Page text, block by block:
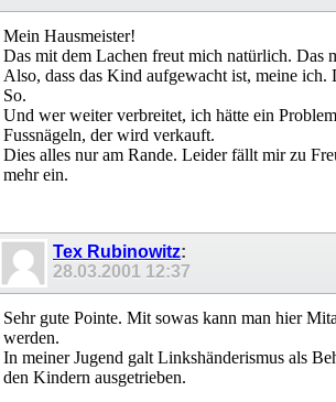
Mein Hausmeister!
Das mit dem Lachen freut mich natürlich. Das
Also, dass das Kind aufgewacht ist, meine ich.
So.
Und wer weiter verbreitet, ich hätte ein
Fussnägeln, der wird verkauft.
Dies alles nur am Rande. Leider fällt mir zu
mehr ein.
Tex Rubinowitz:
28.03.2001 12:37
Sehr gute Pointe. Mit sowas kann man hier
werden.
In meiner Jugend galt Linkshänderismus als
den Kindern ausgetrieben.